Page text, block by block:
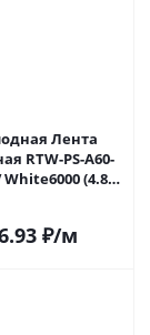
Лента
RTW-PS-A60-
White6000 (4.8
₽/м